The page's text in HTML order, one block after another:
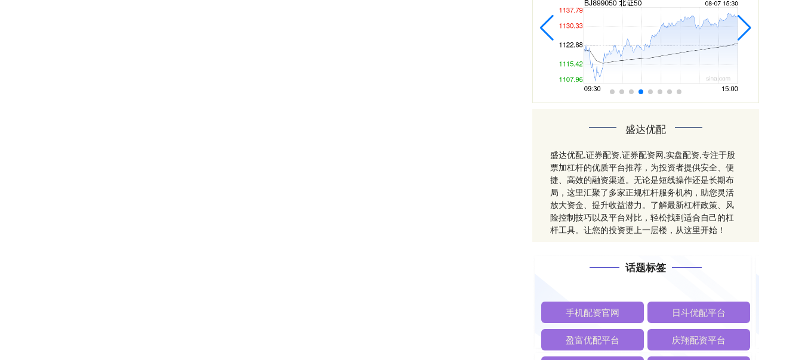
盛达优配
盛达优配,证券配资,证券配资网,实盘配资,专注于股
票加杠杆的优质平台推荐，为投资者提供安全、便
捷、高效的融资渠道。无论是短线操作还是长期布
局，这里汇聚了多家正规杠杆服务机构，助您灵活
放大资金、提升收益潜力。了解最新杠杆政策、风
险控制技巧以及平台对比，轻松找到适合自己的杠
杆工具。让您的投资更上一层楼，从这里开始！
话题标签
手机配资官网 日斗优配平台
盈富优配平台 庆翔配资平台